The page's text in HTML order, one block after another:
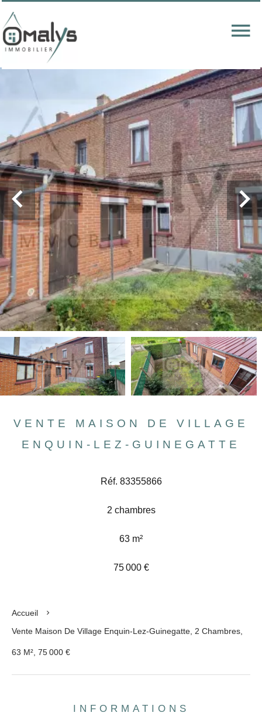
VENTE MAISON DE VILLAGE
ENQUIN-LEZ-GUINEGATTE
Réf. 83355866
2 chambres
63 m²
75 000 €
Accueil
Vente Maison De Village Enquin-Lez-Guinegatte, 2 Chambres,
63 M², 75 000 €
INFORMATIONS